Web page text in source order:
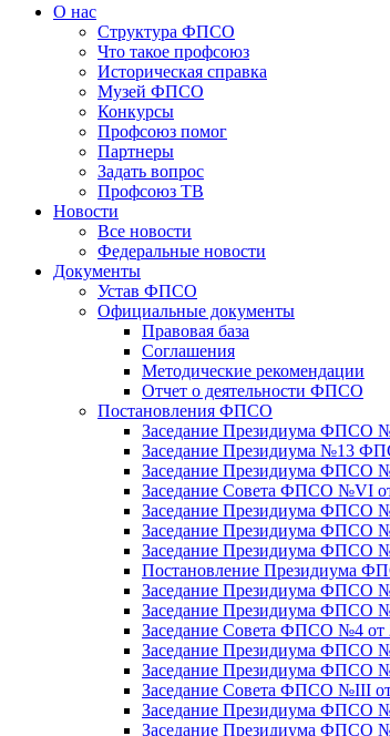
О нас
Структура ФПСО
Что такое профсоюз
Историческая справка
Музей ФПСО
Конкурсы
Профсоюз помог
Партнеры
Задать вопрос
Профсоюз ТВ
Новости
Все новости
Федеральные новости
Документы
Устав ФПСО
Официальные документы
Правовая база
Соглашения
Методические рекомендации
Отчет о деятельности ФПСО
Постановления ФПСО
Заседание Президиума ФПСО
Заседание Президиума №13
Заседание Президиума ФПСО
Заседание Совета ФПСО №VI от
Заседание Президиума ФПСО
Заседание Президиума ФПСО
Заседание Президиума ФПСО
Постановление Президиума
Заседание Президиума ФПСО
Заседание Президиума ФПСО
Заседание Совета ФПСО №4 от
Заседание Президиума ФПСО
Заседание Президиума ФПСО
Заседание Совета ФПСО №III от
Заседание Президиума ФПСО
Заседание Президиума ФПСО